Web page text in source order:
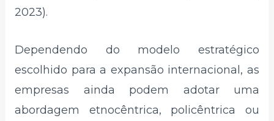
2023).
Dependendo do modelo estratégico
escolhido para a expansão internacional, as
empresas ainda podem adotar uma
abordagem etnocêntrica, policêntrica ou